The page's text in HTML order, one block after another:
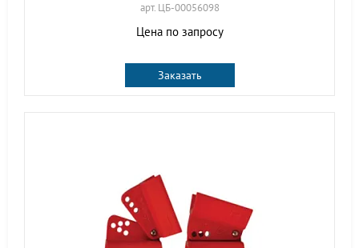
арт. ЦБ-00056098
Цена по запросу
Заказать